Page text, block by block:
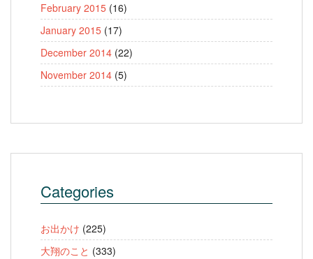
February 2015 (16)
January 2015 (17)
December 2014 (22)
November 2014 (5)
Categories
お出かけ (225)
大翔のこと (333)